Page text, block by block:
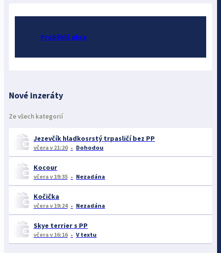
Proběhlé akce
Nové inzeráty
Ze všech kategorií
Jezevčík hladkosrstý trpasličí bez PP
včera v 21:20 Dohodou
Kocour
včera v 19:35 Nezadána
Kočička
včera v 19:24 Nezadána
Skye terrier s PP
včera v 16:16 V textu